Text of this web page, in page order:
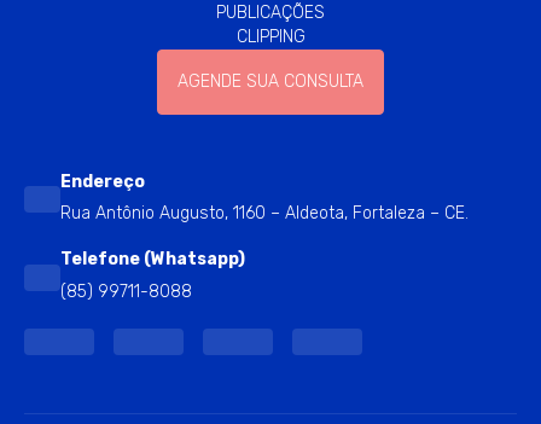
PUBLICAÇÕES
CLIPPING
AGENDE SUA CONSULTA
Endereço
Rua Antônio Augusto, 1160 – Aldeota, Fortaleza – CE.
Telefone (Whatsapp)
(85) 99711-8088